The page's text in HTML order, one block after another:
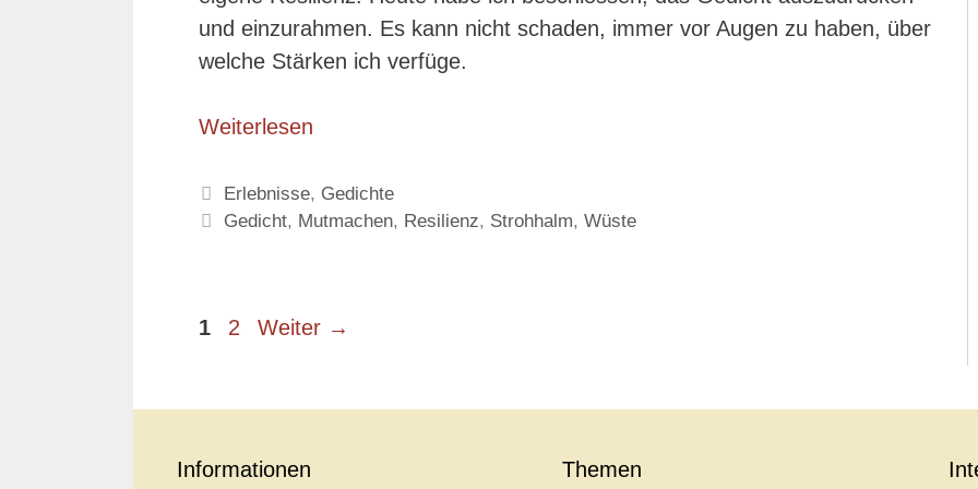
und einzurahmen. Es kann nicht schaden, immer vor Augen zu haben, über
welche Stärken ich verfüge.
Weiterlesen
Kategorien
Erlebnisse, Gedichte
Schlagwörter
Gedicht, Mutmachen, Resilienz, Strohhalm,Wüste
Seite
1 Seite
2 Weiter →
Informationen Themen